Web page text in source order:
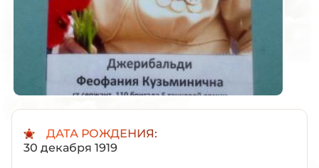
ДАТА РОЖДЕНИЯ:
30 декабря 1919